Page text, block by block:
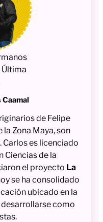
Última
de Felipe
Zona Maya, son
Carlos es licenciado
Ciencias de la
el proyecto La
se ha consolidado
ubicado en la
como